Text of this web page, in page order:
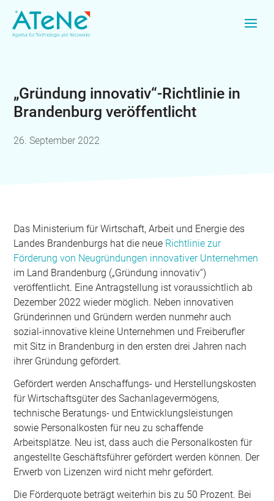
„Gründung innovativ“-Richtlinie in
Brandenburg veröffentlicht
26. September 2022
Das Ministerium für Wirtschaft, Arbeit und Energie des
Landes Brandenburgs hat die neue Richtlinie zur
Förderung von Neugründungen innovativer Unternehmen
im Land Brandenburg („Gründung innovativ“)
veröffentlicht. Eine Antragstellung ist voraussichtlich ab
Dezember 2022 wieder möglich. Neben innovativen
Gründerinnen und Gründern werden nunmehr auch
sozial-innovative kleine Unternehmen und Freiberufler
mit Sitz in Brandenburg in den ersten drei Jahren nach
ihrer Gründung gefördert.
Gefördert werden Anschaffungs- und Herstellungskosten
für Wirtschaftsgüter des Sachanlagevermögens,
technische Beratungs- und Entwicklungsleistungen
sowie Personalkosten für neu zu schaffende
Arbeitsplätze. Neu ist, dass auch die Personalkosten für
angestellte Geschäftsführer gefördert werden können. Der
Erwerb von Lizenzen wird nicht mehr gefördert.
Die Förderquote beträgt weiterhin bis zu 50 Prozent. Bei